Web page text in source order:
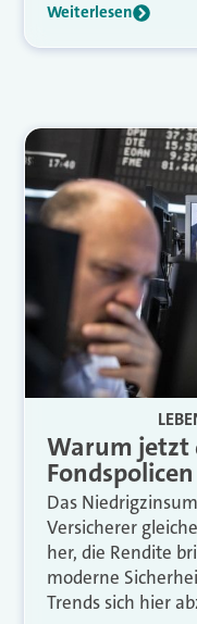
Weiterlesen
Warum jetzt
Das
Versicherer
her, die Rendite
moderne
Trends sich hier